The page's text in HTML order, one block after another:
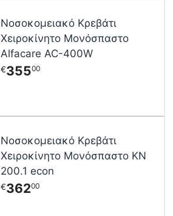
Νοσοκομειακό Κρεβάτι
Χειροκίνητο Μονόσπαστο
Alfacare AC-400W
35500
€
Νοσοκομειακό Κρεβάτι
Χειροκίνητο Μονόσπαστο KN
200.1 econ
36200
€